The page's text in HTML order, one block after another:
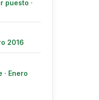
puesto ·
2016
Enero